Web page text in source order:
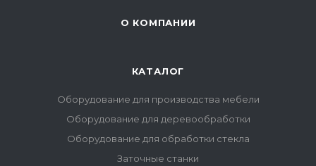
О КОМПАНИИ
КАТАЛОГ
Оборудование для производства мебели
Оборудование для деревообработки
Оборудование для обработки стекла
Заточные станки